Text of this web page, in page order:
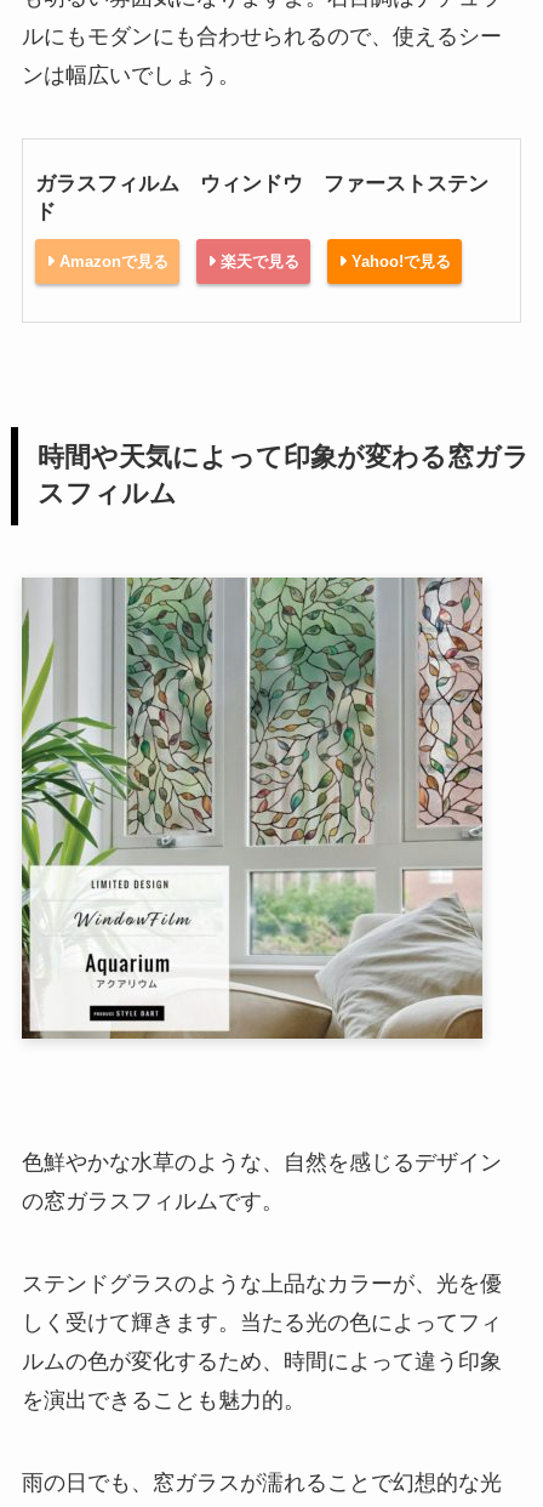
ルにもモダンにも合わせられるので、使えるシー
ンは幅広いでしょう。
ガラスフィルム ウィンドウ ファーストステン
ド
Amazonで見る 楽天で見る Yahoo!で見る
時間や天気によって印象が変わる窓ガラ
スフィルム
色鮮やかな水草のような、自然を感じるデザイン
の窓ガラスフィルムです。
ステンドグラスのような上品なカラーが、光を優
しく受けて輝きます。当たる光の色によってフィ
ルムの色が変化するため、時間によって違う印象
を演出できることも魅力的。
雨の日でも、窓ガラスが濡れることで幻想的な光